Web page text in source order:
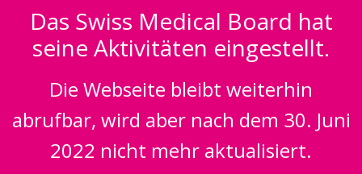
Das Swiss Medical Board hat
seine Aktivitäten eingestellt.
Die Webseite bleibt weiterhin
abrufbar, wird aber nach dem 30. Juni
2022 nicht mehr aktualisiert.